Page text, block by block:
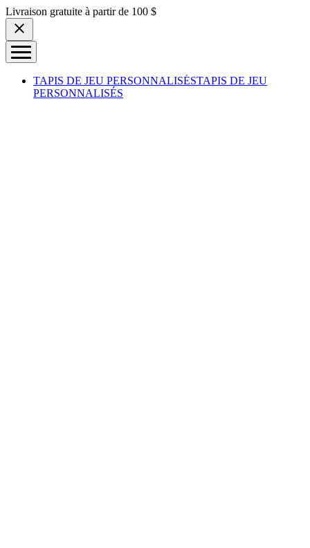
Skip to content
Livraison gratuite à partir de 100 $
TAPIS DE JEU PERSONNALISÉSTAPIS DE JEU
PERSONNALISÉS